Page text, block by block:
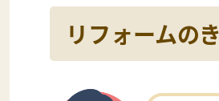
リフォームの